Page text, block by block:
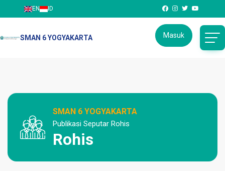
EN ID
SMAN 6 YOGYAKARTA Masuk
SMAN 6 YOGYAKARTA
Publikasi Seputar Rohis
Rohis